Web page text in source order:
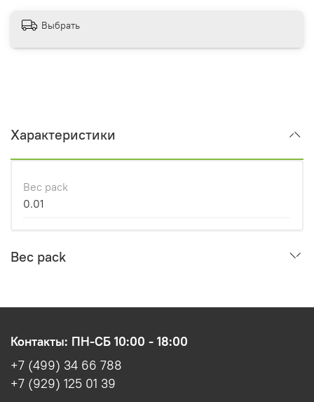
Выбрать
Характеристики
Вес pack
0.01
Вес pack
Контакты: ПН-СБ 10:00 - 18:00
+7 (499) 34 66 788
+7 (929) 125 01 39